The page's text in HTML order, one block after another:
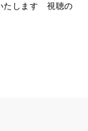
たします 視聴の